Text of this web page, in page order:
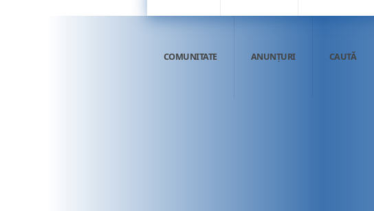
COMUNITATE ANUNȚURI CAUTĂ